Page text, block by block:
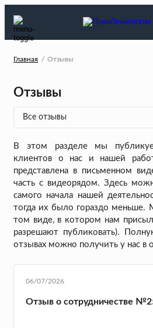
Главная Отзывы
Отзывы
В этом разделе мы
клиентов о нас и нашей
представлена в письменном
часть с видеорядом. Здесь
самого начала нашей
тогда их было гораздо меньше.
том виде, в котором нам
разрешают публиковать).
отзывах можно получить у нас в
06/07/2026
Отзыв о сотрудничестве